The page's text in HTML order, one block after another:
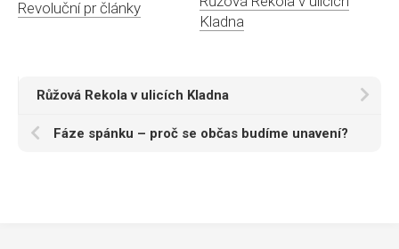
Revoluční pr články
Kladna
Růžová Rekola v ulicích Kladna
Fáze spánku – proč se občas budíme unavení?